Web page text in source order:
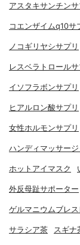
アスタキサンチンサ
コエンザイムq10サ
ノコギリヤシサプリ
レスベラトロール
イソフラボンサプリ
ヒアルロン酸サプリ
女性ホルモンサプリ
ハンディマッサージ
ホットアイマスク
外反母趾サポーター
ゲルマニウムブレス
サラシア茶 スギナ